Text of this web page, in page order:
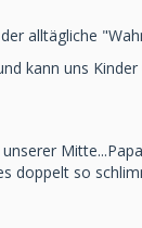
alltägliche
kann uns Kinder
doppelt so